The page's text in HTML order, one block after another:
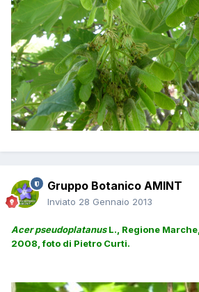
Gruppo Botanico AMINT
Inviato 28 Gennaio 2013
Acer pseudoplatanusL., Regione
2008, foto di Pietro Curti.